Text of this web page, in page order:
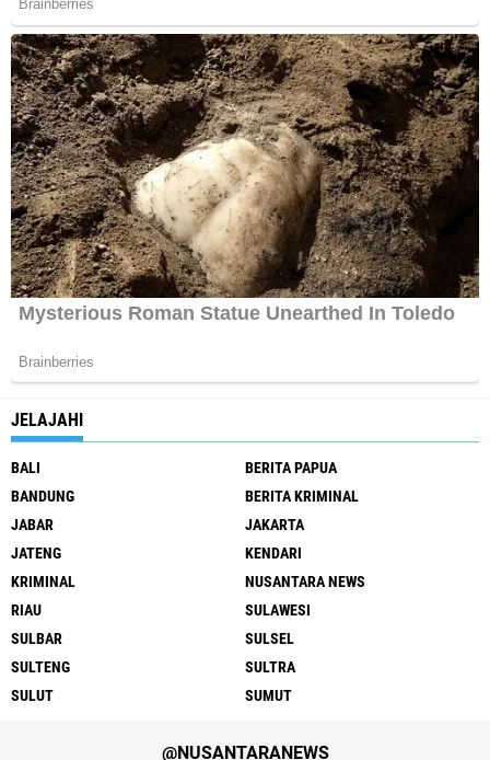
JELAJAHI
BALI
BERITA PAPUA
BANDUNG
BERITA KRIMINAL
JABAR
JAKARTA
JATENG
KENDARI
KRIMINAL
NUSANTARA NEWS
RIAU
SULAWESI
SULBAR
SULSEL
SULTENG
SULTRA
SULUT
SUMUT
@NUSANTARANEWS